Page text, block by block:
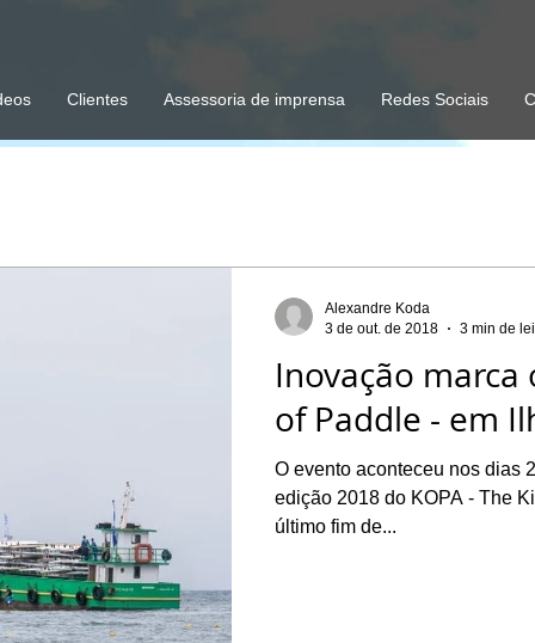
Clientes Assessoria de imprensa Redes Sociais
Inovação marca
of Paddle - em
O evento aconteceu nos dias
edição 2018 do KOPA - The
último fim de...
Alexandre Koda
3 de out. de 2018
3 min de